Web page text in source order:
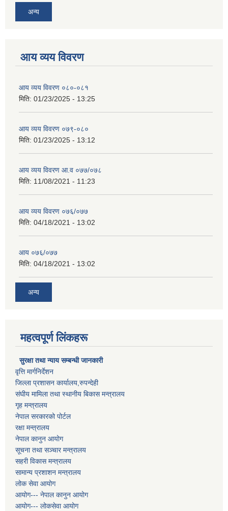
अन्य
आय व्यय विवरण
आय व्यय विवरण ०८०-०८१
मिति: 01/23/2025 - 13:25
आय व्यय विवरण ०७९-०८०
मिति: 01/23/2025 - 13:12
आय व्यय विवरण आ.व ०७७/०७८
मिति: 11/08/2021 - 11:23
आय व्यय विवरण ०७६/०७७
मिति: 04/18/2021 - 13:02
आय ०७६/०७७
मिति: 04/18/2021 - 13:02
अन्य
महत्वपूर्ण लिंकहरू
सुरक्षा तथा न्याय सम्बन्धी जानकारी
वृत्ति मार्गनिर्देशन
जिल्ला प्रशासन कार्यालय,रुपन्देही
संघीय मामिला तथा स्थानीय बिकास मन्त्रालय
गृह मन्त्रालय
नेपाल सरकारको पोर्टल
रक्षा मन्त्रालय
नेपाल कानुन आयोग
सूचना तथा सञ्चार मन्त्रालय
सहरी विकास मन्त्रालय
सामान्य प्रशाशन मन्त्रालय
लोक सेवा आयोग
आयोग--- नेपाल कानुन आयोग
आयोग--- लोकसेवा आयोग